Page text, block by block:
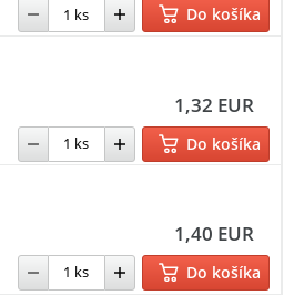
Do košíka
1,32 EUR
Do košíka
1,40 EUR
Do košíka